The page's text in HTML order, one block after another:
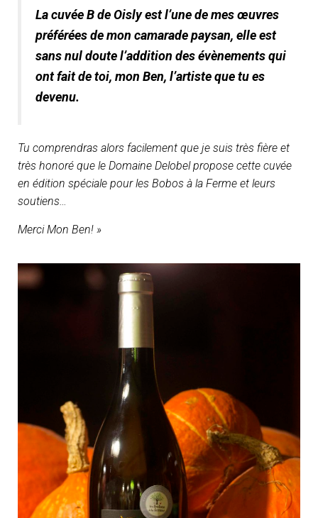
La cuvée B de Oisly est l’une de mes œuvres
préférées de mon camarade paysan, elle est
sans nul doute l’addition des évènements qui
ont fait de toi, mon Ben, l’artiste que tu es
devenu.
Tu comprendras alors facilement que je suis très fière et
très honoré que le Domaine Delobel propose cette cuvée
en édition spéciale pour les Bobos à la Ferme et leurs
soutiens…
Merci Mon Ben! »